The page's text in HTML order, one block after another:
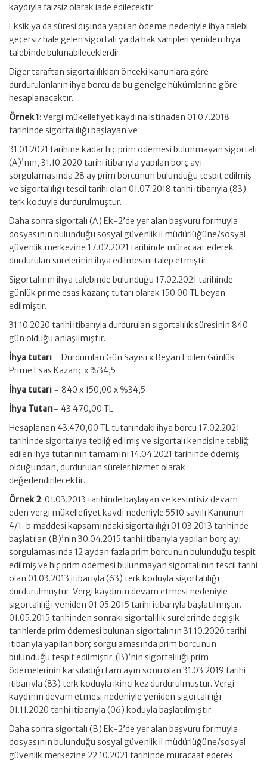
kaydıyla faizsiz olarak iade edilecektir.
Eksik ya da süresi dışında yapılan ödeme nedeniyle ihya talebi
geçersiz hale gelen sigortalı ya da hak sahipleri yeniden ihya
talebinde bulunabileceklerdir.
Diğer taraftan sigortalılıkları önceki kanunlara göre
durdurulanların ihya borcu da bu genelge hükümlerine göre
hesaplanacaktır.
Örnek 1: Vergi mükellefiyet kaydına istinaden 01.07.2018
tarihinde sigortalılığı başlayan ve
31.01.2021 tarihine kadar hiç prim ödemesi bulunmayan sigortalı
(A)’nın, 31.10.2020 tarihi itibarıyla yapılan borç ayı
sorgulamasında 28 ay prim borcunun bulunduğu tespit edilmiş
ve sigortalılığı tescil tarihi olan 01.07.2018 tarihi itibarıyla (83)
terk koduyla durdurulmuştur.
Daha sonra sigortalı (A) Ek-2’de yer alan başvuru formuyla
dosyasının bulunduğu sosyal güvenlik il müdürlüğüne/sosyal
güvenlik merkezine 17.02.2021 tarihinde müracaat ederek
durdurulan sürelerinin ihya edilmesini talep etmiştir.
Sigortalının ihya talebinde bulunduğu 17.02.2021 tarihinde
günlük prime esas kazanç tutarı olarak 150.00 TL beyan
edilmiştir.
31.10.2020 tarihi itibarıyla durdurulan sigortalılık süresinin 840
gün olduğu anlaşılmıştır.
İhya tutarı = Durdurulan Gün Sayısı x Beyan Edilen Günlük
Prime Esas Kazanç x %34,5
İhya tutarı = 840 x 150,00 x %34,5
İhya Tutarı= 43.470,00 TL
Hesaplanan 43.470,00 TL tutarındaki ihya borcu 17.02.2021
tarihinde sigortalıya tebliğ edilmiş ve sigortalı kendisine tebliğ
edilen ihya tutarının tamamını 14.04.2021 tarihinde ödemiş
olduğundan, durdurulan süreler hizmet olarak
değerlendirilecektir.
Örnek 2: 01.03.2013 tarihinde başlayan ve kesintisiz devam
eden vergi mükellefiyet kaydı nedeniyle 5510 sayılı Kanunun
4/1-b maddesi kapsamındaki sigortalılığı 01.03.2013 tarihinde
başlatılan (B)’nin 30.04.2015 tarihi itibarıyla yapılan borç ayı
sorgulamasında 12 aydan fazla prim borcunun bulunduğu tespit
edilmiş ve hiç prim ödemesi bulunmayan sigortalının tescil tarihi
olan 01.03.2013 itibarıyla (63) terk koduyla sigortalılığı
durdurulmuştur. Vergi kaydının devam etmesi nedeniyle
sigortalılığı yeniden 01.05.2015 tarihi itibarıyla başlatılmıştır.
01.05.2015 tarihinden sonraki sigortalılık sürelerinde değişik
tarihlerde prim ödemesi bulunan sigortalının 31.10.2020 tarihi
itibarıyla yapılan borç sorgulamasında prim borcunun
bulunduğu tespit edilmiştir. (B)’nin sigortalılığı prim
ödemelerinin karşıladığı tam ayın sonu olan 31.03.2019 tarihi
itibarıyla (83) terk koduyla ikinci kez durdurulmuştur. Vergi
kaydının devam etmesi nedeniyle yeniden sigortalılığı
01.11.2020 tarihi itibarıyla (06) koduyla başlatılmıştır.
Daha sonra sigortalı (B) Ek-2’de yer alan başvuru formuyla
dosyasının bulunduğu sosyal güvenlik il müdürlüğüne/sosyal
güvenlik merkezine 22.10.2021 tarihinde müracaat ederek